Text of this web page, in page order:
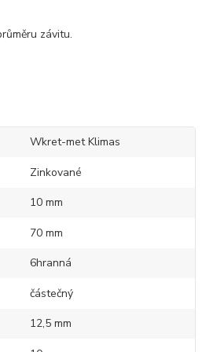
závitu.
Wkret-met Klimas
Zinkované
10 mm
70 mm
6hranná
částečný
12,5 mm